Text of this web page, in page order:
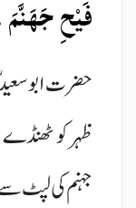
فَيْحِ جَهَنَّمَ
حضرت ابو
ظہر کو
جہنم کی لپٹ